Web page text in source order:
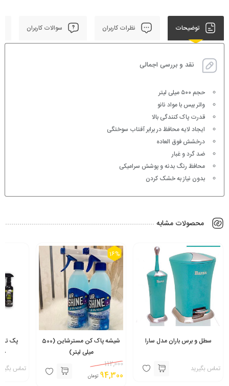
توضیحات نظرات کاربران سوالات کاربران
نقد و بررسی اجمالی
حجم ۵۰۰ میلی لیتر
واتر بیس با مواد نانو
قدرت پاک کنندگی بالا
ایجاد لایه محافظ در برابر آفتاب سوختگی
درخشش فوق العاده
ضد گرد و غبار
محافظ رنگ بدنه و پوشش سرامیکی
بدون نیاز به خشک کردن
محصولات مشابه
سطل و برس باران مدل سارا
تماس بگیرید
16%
شیشه پاک کن مسترشاین (500
میلی لیتر)
112,000
94,300 تومان
پک
تماس